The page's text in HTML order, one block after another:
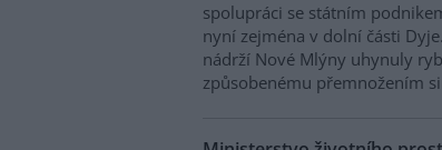
spolupráci se státním
nyní zejména v dolní části
nádrží Nové Mlýny uhynuly
způsobenému přemnožením